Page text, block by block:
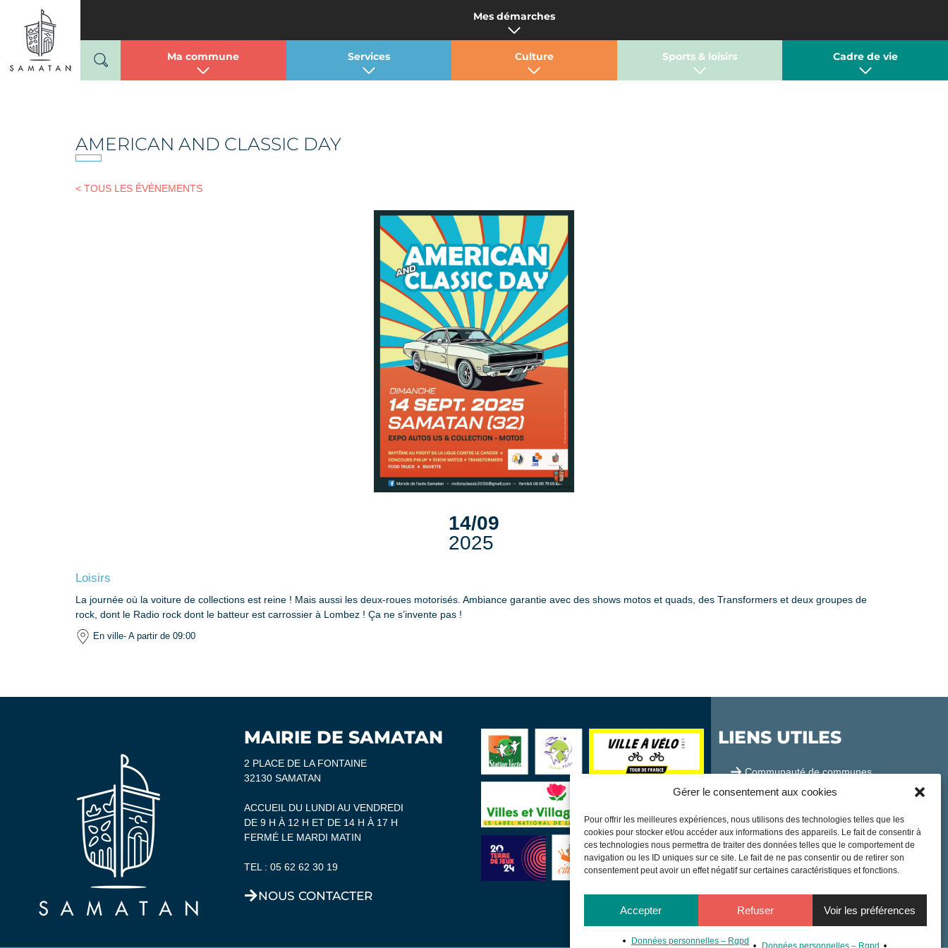
Gérer le consentement aux cookies
Pour offrir les meilleures expériences, nous utilisons des technologies telles que les
cookies pour stocker et/ou accéder aux informations des appareils. Le fait de consentir à
ces technologies nous permettra de traiter des données telles que le comportement de
navigation ou les ID uniques sur ce site. Le fait de ne pas consentir ou de retirer son
consentement peut avoir un effet négatif sur certaines caractéristiques et fonctions.
Accepter Refuser Voir les préférences
Données personnelles – Rgpd Données personnelles – Rgpd
contenu
Mes démarches
Ma commune Services Culture Sports & loisirs Cadre de vie
AMERICAN AND CLASSIC DAY
< TOUS LES ÉVÈNEMENTS
14/09
2025
Loisirs
La journée où la voiture de collections est reine ! Mais aussi les deux-roues motorisés. Ambiance garantie avec des shows motos et quads, des Transformers et deux groupes de
rock, dont le Radio rock dont le batteur est carrossier à Lombez ! Ça ne s’invente pas !
En ville- A partir de 09:00
MAIRIE DE SAMATAN
2 PLACE DE LA FONTAINE
32130 SAMATAN
ACCUEIL DU LUNDI AU VENDREDI
DE 9 H À 12 H ET DE 14 H À 17 H
FERMÉ LE MARDI MATIN
TEL : 05 62 62 30 19
NOUS CONTACTER
LIENS UTILES
Communauté de communes
Office de tourisme
Sortir à Samatan
Publications et communication